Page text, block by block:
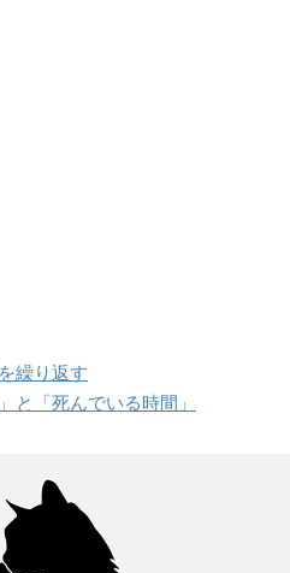
繰り返す
と「死んでいる時間」